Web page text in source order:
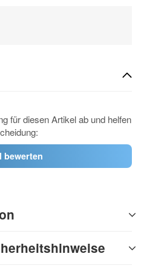
für diesen Artikel ab und helfen
bewerten